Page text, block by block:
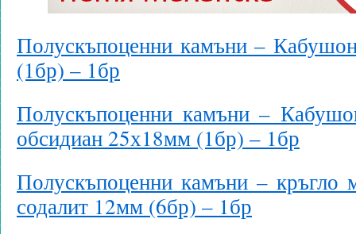
Полускъпоценни камъни –
(1бр) – 1бр
Полускъпоценни камъни –
обсидиан 25х18мм (1бр) – 1бр
Полускъпоценни камъни – кръгло
содалит 12мм (6бр) – 1бр